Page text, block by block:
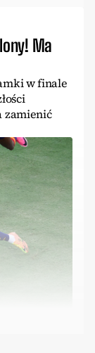
Ma
w finale
zamienić